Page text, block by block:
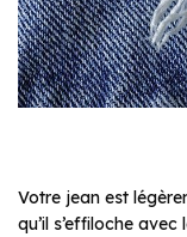
Votre jean est
qu’il s’effiloche